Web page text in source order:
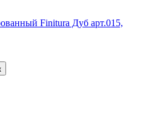
Finitura Дуб арт.015,